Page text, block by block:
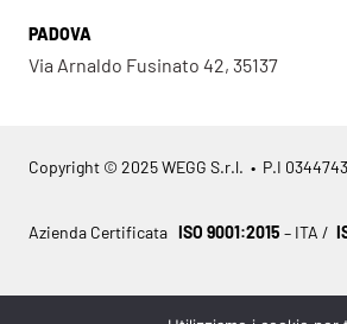
PADOVA
Via Arnaldo Fusinato 42, 35137
Copyright © 2025 WEGG S.r.l. • P.I
Azienda Certificata ISO 9001:2015 – ITA /